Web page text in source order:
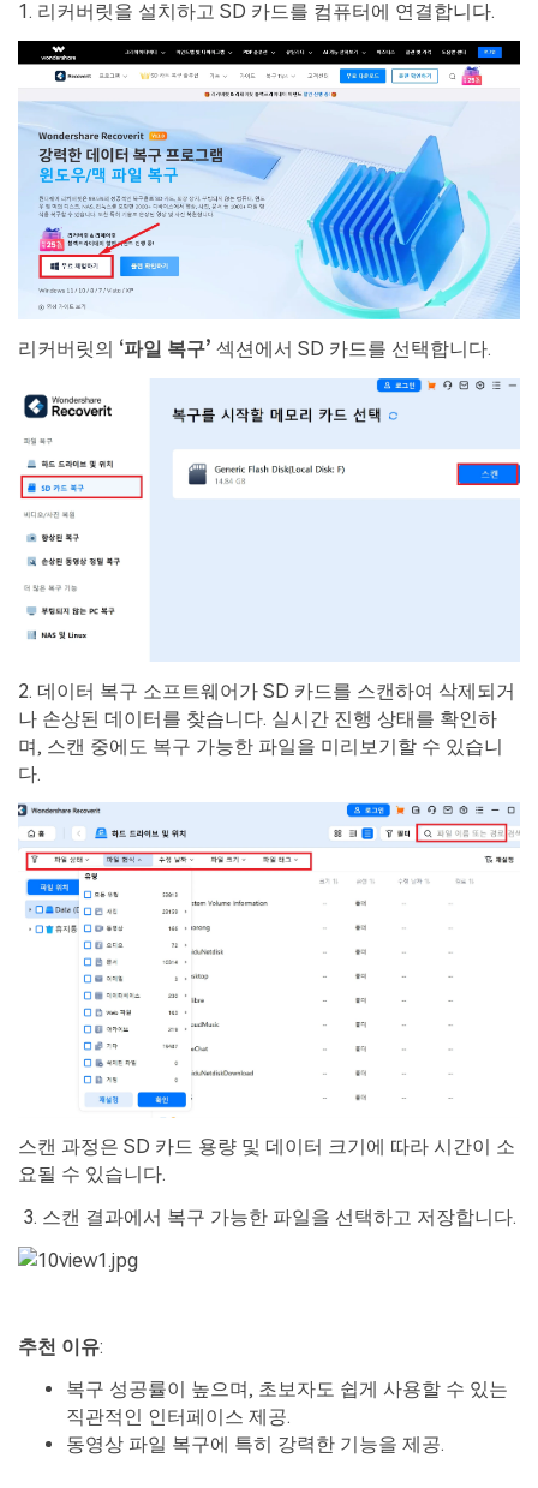
1. 리커버릿을 설치하고 SD 카드를 컴퓨터에 연결합니다.
리커버릿의 ‘파일 복구’ 섹션에서 SD 카드를 선택합니다.
2. 데이터 복구 소프트웨어가 SD 카드를 스캔하여 삭제되거
나 손상된 데이터를 찾습니다. 실시간 진행 상태를 확인하
며, 스캔 중에도 복구 가능한 파일을 미리보기할 수 있습니
다.
스캔 과정은 SD 카드 용량 및 데이터 크기에 따라 시간이 소
요될 수 있습니다.
3. 스캔 결과에서 복구 가능한 파일을 선택하고 저장합니다.
추천 이유:
복구 성공률이 높으며, 초보자도 쉽게 사용할 수 있는
직관적인 인터페이스 제공.
동영상 파일 복구에 특히 강력한 기능을 제공.